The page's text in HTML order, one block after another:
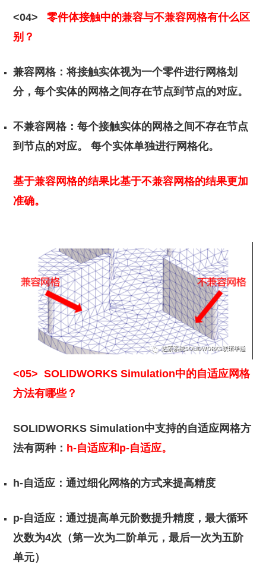
<04>零件体接触中的兼容与不兼容网格有什么区
别？
兼容网格：将接触实体视为一个零件进行网格划
分，每个实体的网格之间存在节点到节点的对应。
不兼容网格：每个接触实体的网格之间不存在节点
到节点的对应。 每个实体单独进行网格化。
基于兼容网格的结果比基于不兼容网格的结果更加
准确。
<05>SOLIDWORKS Simulation中的自适应网格
方法有哪些？
SOLIDWORKS Simulation中支持的自适应网格方
法有两种： h-自适应和p-自适应。
h-自适应：通过细化网格的方式来提高精度
p-自适应：通过提高单元阶数提升精度，最大循环
次数为4次（第一次为二阶单元，最后一次为五阶
单元）